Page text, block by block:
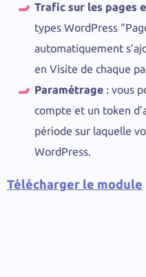
Trafic sur les pages
types WordPress
automatiquement
en Visite de chaque
Paramétrage : vous
compte et un token
période sur laquelle
WordPress.
Télécharger le module